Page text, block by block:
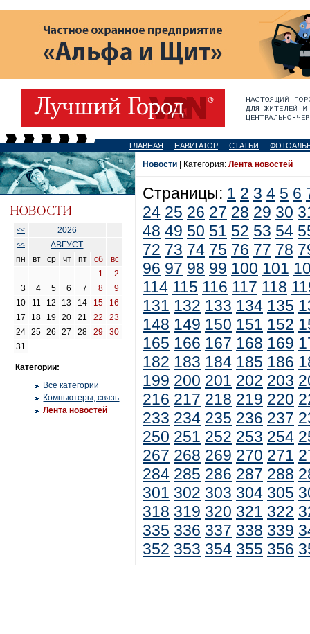
ГЛАВНАЯ НАВИГАТОР СТАТЬИ
<< 2026
<<
АВГУСТ
пн
вт ср чт пт сб
вс
1
2
3
4 5 6 7 8
9
10
11 12 13 14 15
16
17
18 19 20 21 22
23
24
25 26 27 28 29
30
31
Категории:
Все категории
Компьютеры, связь
Лента новостей
Новости | Категория: Лента новостей
Страницы: 1 2 3 4 5 6
24 25 26 27 28 29 30
48 49 50 51 52 53 54
72 73 74 75 76 77 78
96 97 98 99 100 101
114 115 116 117 118
131 132 133 134 135
148 149 150 151 152
165 166 167 168 169
182 183 184 185 186
199 200 201 202 203
216 217 218 219 220
233 234 235 236 237
250 251 252 253 254
267 268 269 270 271
284 285 286 287 288
301 302 303 304 305
318 319 320 321 322
335 336 337 338 339
352 353 354 355 356